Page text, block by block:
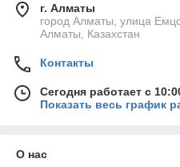
г. Алматы
город Алматы, улица
Алматы, Казахстан
Контакты
Сегодня работает с
Показать весь график
О нас